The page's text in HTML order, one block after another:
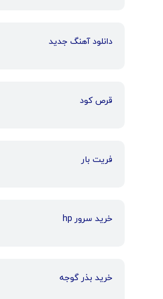
دانلود آهنگ جدید
قرص کود
فریت بار
خرید سرور hp
خرید بذر گوجه